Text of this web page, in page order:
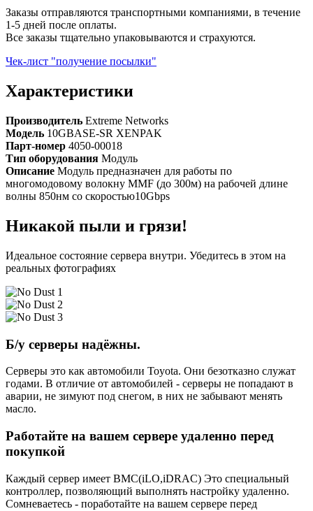
Заказы отправляются транспортными компаниями, в течение
1-5 дней после оплаты.
Все заказы тщательно упаковываются и страхуются.
Чек-лист "получение посылки"
Характеристики
Производитель Extreme Networks
Модель 10GBASE-SR XENPAK
Парт-номер 4050-00018
Тип оборудования Модуль
Описание Модуль предназначен для работы по
многомодовому волокну MMF (до 300м) на рабочей длине
волны 850нм со скоростью10Gbps
Никакой пыли и грязи!
Идеальное состояние сервера внутри. Убедитесь в этом на
реальных фотографиях
Б/у серверы надёжны.
Серверы это как автомобили Toyota. Они безотказно служат
годами. В отличие от автомобилей - серверы не попадают в
аварии, не зимуют под снегом, в них не забывают менять
масло.
Работайте на вашем сервере удаленно перед
покупкой
Каждый сервер имеет BMC(iLO,iDRAC) Это специальный
контроллер, позволяющий выполнять настройку удаленно.
Сомневаетесь - поработайте на вашем сервере перед